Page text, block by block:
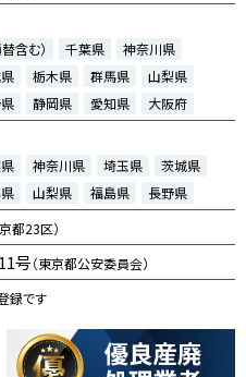
含む） 千葉県
神奈川県
栃木県 群馬県
山梨県
静岡県 愛知県
大阪府
神奈川県 埼玉県
茨城県
山梨県 福島県
長野県
都23区）
号（東京都公安委員会）
録です